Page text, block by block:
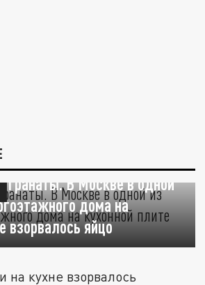
гранаты. В Москве в одной
дома на
взорвалось яйцо
на кухне взорвалось